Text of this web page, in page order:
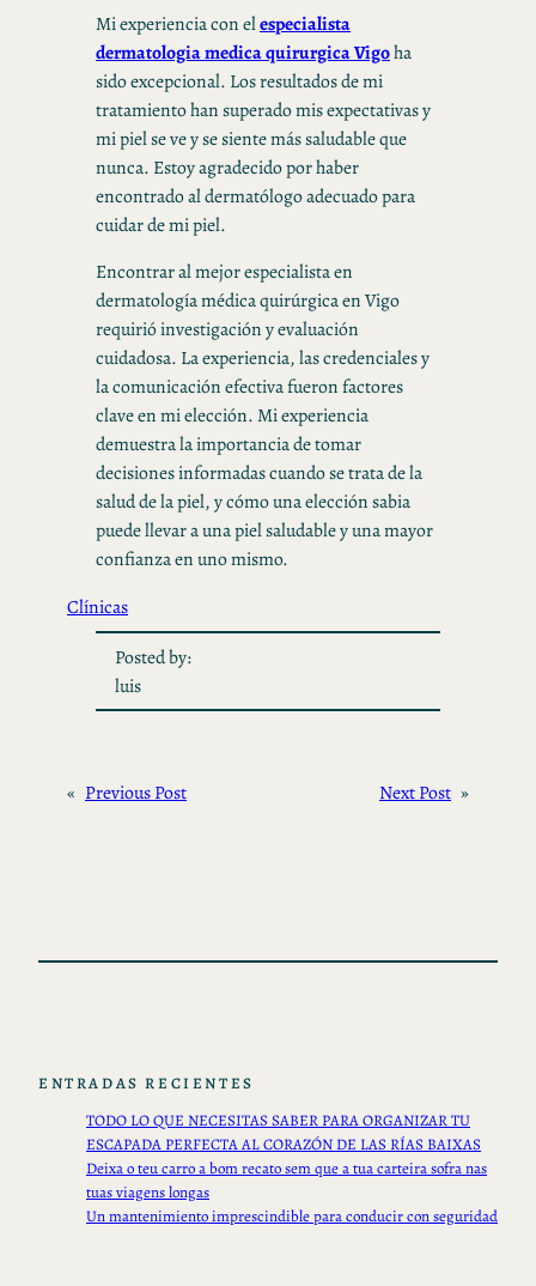
Mi experiencia con elespecialista
dermatologia medica quirurgica Vigoha
sido excepcional. Los resultados de mi
tratamiento han superado mis expectativas y
mi piel se ve y se siente más saludable que
nunca. Estoy agradecido por haber
encontrado al dermatólogo adecuado para
cuidar de mi piel.
Encontrar al mejor especialista en
dermatología médica quirúrgica en Vigo
requirió investigación y evaluación
cuidadosa. La experiencia, las credenciales y
la comunicación efectiva fueron factores
clave en mi elección. Mi experiencia
demuestra la importancia de tomar
decisiones informadas cuando se trata de la
salud de la piel, y cómo una elección sabia
puede llevar a una piel saludable y una mayor
confianza en uno mismo.
Clínicas
Posted by:
luis
« Previous Post Next Post »
ENTRADAS RECIENTES
TODO LO QUE NECESITAS SABER PARA ORGANIZAR TU
ESCAPADA PERFECTA AL CORAZÓN DE LAS RÍAS BAIXAS
Deixa o teu carro a bom recato sem que a tua carteira sofra nas
tuas viagens longas
Un mantenimiento imprescindible para conducir con seguridad